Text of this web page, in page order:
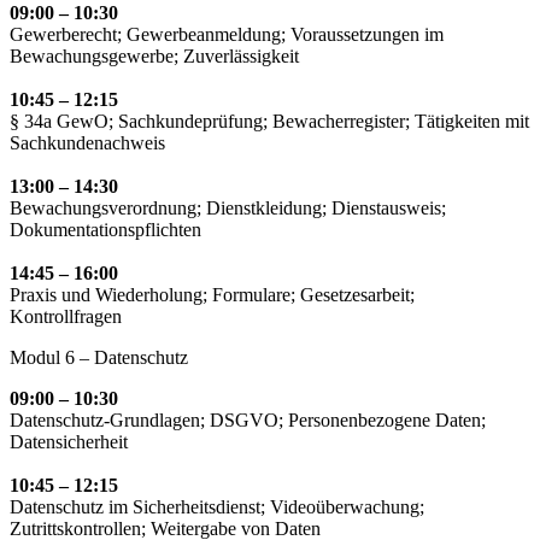
09:00 – 10:30
Gewerberecht; Gewerbeanmeldung; Voraussetzungen im
Bewachungsgewerbe; Zuverlässigkeit
10:45 – 12:15
§ 34a GewO; Sachkundeprüfung; Bewacherregister; Tätigkeiten mit
Sachkundenachweis
13:00 – 14:30
Bewachungsverordnung; Dienstkleidung; Dienstausweis;
Dokumentationspflichten
14:45 – 16:00
Praxis und Wiederholung; Formulare; Gesetzesarbeit;
Kontrollfragen
Modul 6 – Datenschutz
09:00 – 10:30
Datenschutz-Grundlagen; DSGVO; Personenbezogene Daten;
Datensicherheit
10:45 – 12:15
Datenschutz im Sicherheitsdienst; Videoüberwachung;
Zutrittskontrollen; Weitergabe von Daten